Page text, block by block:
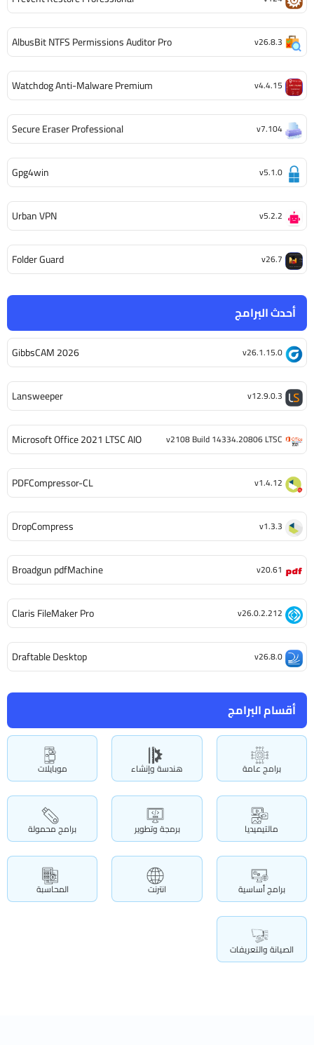
أقسام البرامج
برامج عامة هندسة وإنشاء موبايلات
مالتيميديا برمجة وتطوير برامج محمولة
برامج أساسية انترنت المحاسبة
الصيانة والتعريفات
أحدث البرامج
GibbsCAM 2026 v26.1.15.0
Lansweeper v12.9.0.3
Microsoft Office 2021 LTSC AIO v2108 Build 14334.20806 LTSC
PDFCompressor-CL v1.4.12
DropCompress v1.3.3
Broadgun pdfMachine v20.61
Claris FileMaker Pro v26.0.2.212
Draftable Desktop v26.8.0
AlbusBit NTFS Permissions Auditor Pro v26.8.3
Watchdog Anti-Malware Premium v4.4.15
Secure Eraser Professional v7.104
Gpg4win v5.1.0
Urban VPN v5.2.2
Folder Guard v26.7